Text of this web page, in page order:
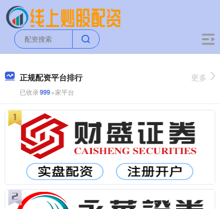
正规配资平台排行
已收录999+家平台
更多